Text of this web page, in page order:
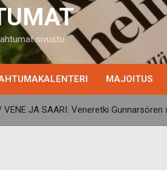
sivusto
MAJOITUS
VENE JA SAARI. Veneretki